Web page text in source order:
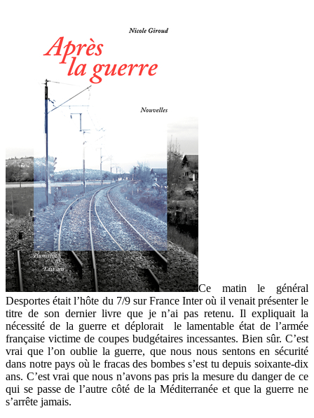
Ce matin le général
Desportes était l’hôte du 7/9 sur France Inter où il venait présenter le
titre de son dernier livre que je n’ai pas retenu. Il expliquait la
nécessité de la guerre et déplorait le lamentable état de l’armée
française victime de coupes budgétaires incessantes. Bien sûr. C’est
vrai que l’on oublie la guerre, que nous nous sentons en sécurité
dans notre pays où le fracas des bombes s’est tu depuis soixante-dix
ans. C’est vrai que nous n’avons pas pris la mesure du danger de ce
qui se passe de l’autre côté de la Méditerranée et que la guerre ne
s’arrête jamais.